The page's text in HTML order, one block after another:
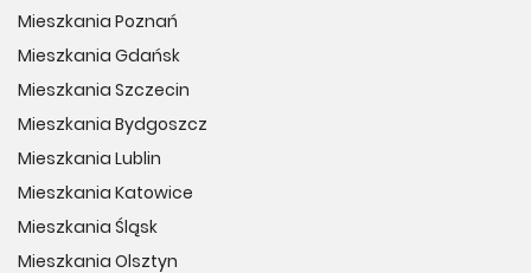
Mieszkania Poznań
Mieszkania Gdańsk
Mieszkania Szczecin
Mieszkania Bydgoszcz
Mieszkania Lublin
Mieszkania Katowice
Mieszkania Śląsk
Mieszkania Olsztyn